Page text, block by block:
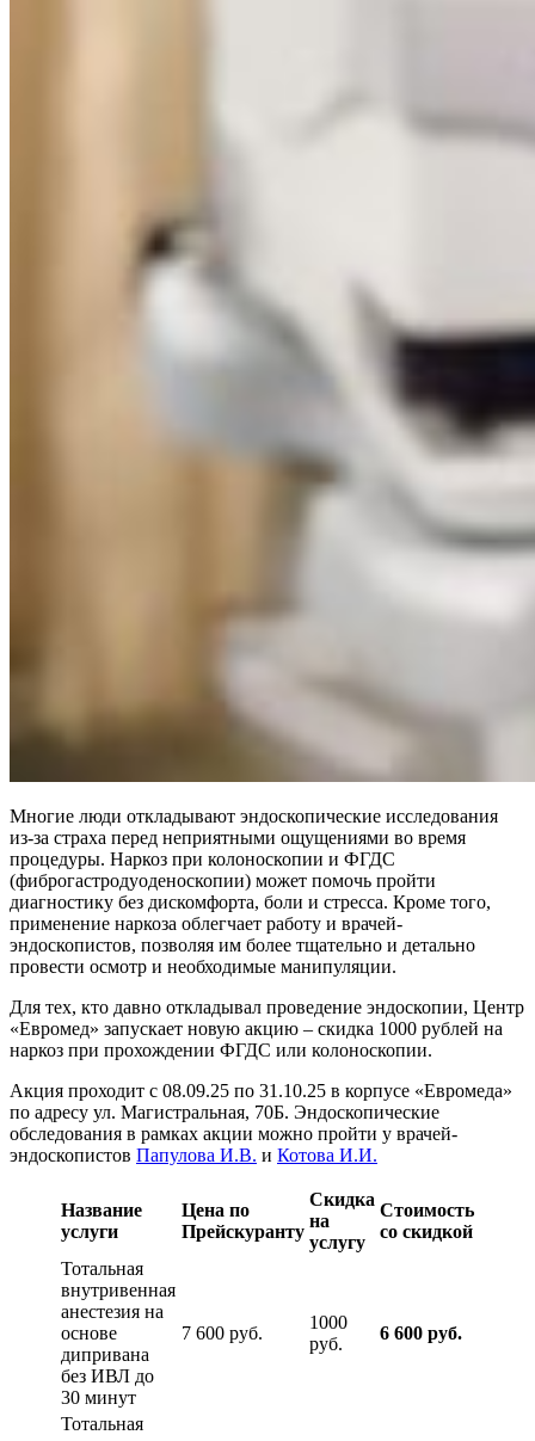
Многие люди откладывают эндоскопические исследования
из-за страха перед неприятными ощущениями во время
процедуры. Наркоз при колоноскопии и ФГДС
(фиброгастродуоденоскопии) может помочь пройти
диагностику без дискомфорта, боли и стресса. Кроме того,
применение наркоза облегчает работу и врачей-
эндоскопистов, позволяя им более тщательно и детально
провести осмотр и необходимые манипуляции.
Для тех, кто давно откладывал проведение эндоскопии, Центр
«Евромед» запускает новую акцию – скидка 1000 рублей на
наркоз при прохождении ФГДС или колоноскопии.
Акция проходит с 08.09.25 по 31.10.25 в корпусе «Евромеда»
по адресу ул. Магистральная, 70Б. Эндоскопические
обследования в рамках акции можно пройти у врачей-
эндоскопистов Папулова И.В. и Котова И.И.
Название
услуги
Цена по
Прейскуранту
Скидка
на
услугу
Стоимость
со скидкой
Тотальная
внутривенная
анестезия на
основе
дипривана
без ИВЛ до
30 минут
7 600 руб.
1000
руб.
6 600 руб.
Тотальная